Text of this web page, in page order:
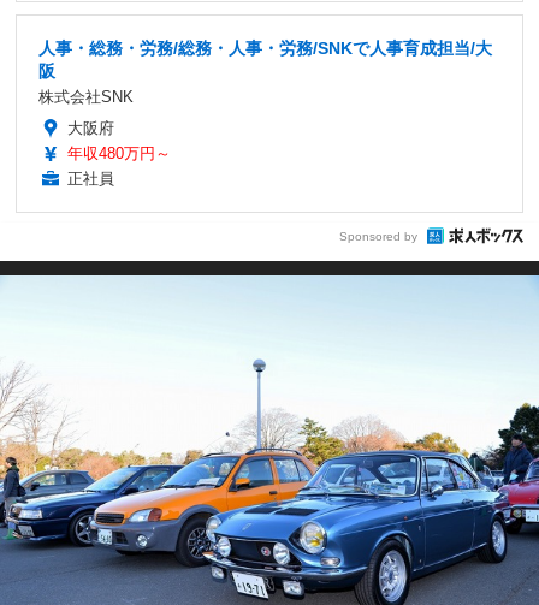
人事・総務・労務/総務・人事・労務/SNKで人事育成担当/大
阪
株式会社SNK
大阪府
年収480万円～
正社員
Sponsored by